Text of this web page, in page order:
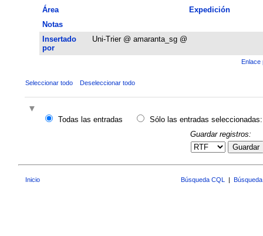
Área
Expedición
Notas
Insertado
por
Uni-Trier @ amaranta_sg @
Enlace
Seleccionar todo Deseleccionar todo
Todas las entradas
Sólo las entradas seleccionadas:
Guardar registros:
Guardar
Inicio Búsqueda CQL